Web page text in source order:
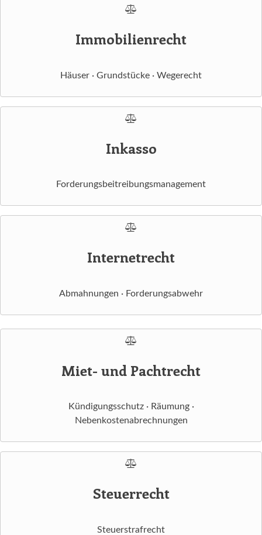
Immobilienrecht
Häuser · Grundstücke · Wegerecht
Inkasso
Forderungsbeitreibungsmanagement
Internetrecht
Abmahnungen · Forderungsabwehr
Miet- und Pachtrecht
Kündigungsschutz · Räumung ·
Nebenkostenabrechnungen
Steuerrecht
Steuerstrafrecht